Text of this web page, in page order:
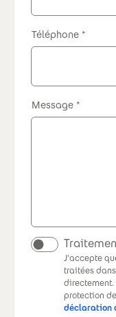
Téléphone
Message
J'accepte
traitées
directement.
protection
déclaration